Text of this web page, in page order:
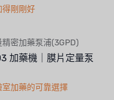
得剛剛好
密加藥泵浦(3GPD)
加藥機｜膜片定量泵
加藥的可靠選擇